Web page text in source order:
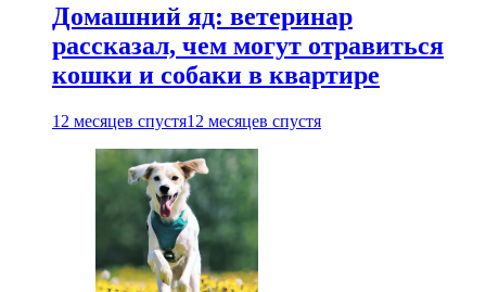
Домашний яд: ветеринар
рассказал, чем могут отравиться
кошки и собаки в квартире
12 месяцев спустя12 месяцев спустя